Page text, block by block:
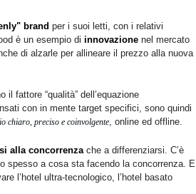
brand per i suoi letti, con i relativi
è un esempio di innovazione nel mercato
di alzarle per allineare il prezzo alla nuova
fattore “qualità” dell’equazione
con in mente target specifici, sono quindi
chiaro, preciso e coinvolgente, online ed offline.
alla concorrenzache a differenziarsi. C’è
spesso a cosa sta facendo la concorrenza. E
l’hotel ultra-tecnologico, l’hotel basato